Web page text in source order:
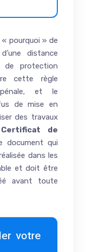
pourquoi » de
distance
de protection
cette règle
et le
de mise en
des travaux
Certificat de
document qui
dans les
et doit être
avant toute
votre